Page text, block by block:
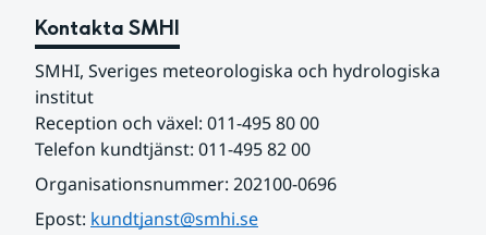
Kontakta SMHI
SMHI, Sveriges meteorologiska och hydrologiska
institut
Reception och växel: 011-495 80 00
Telefon kundtjänst: 011-495 82 00
Organisationsnummer: 202100-0696
Epost: kundtjanst@smhi.se